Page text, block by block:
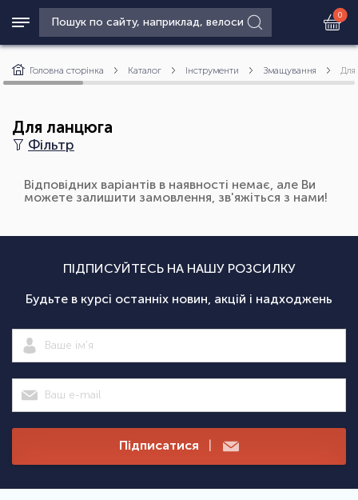
0
Головна сторінка Каталог Інструменти Змащування Для
Для ланцюга
Фільтр
Відповідних варіантів в наявності немає, але Ви
можете залишити замовлення, зв'яжіться з нами!
ПІДПИСУЙТЕСЬ НА НАШУ РОЗСИЛКУ
Будьте в курсі останніх новин, акцій і надходжень
Підписатися |